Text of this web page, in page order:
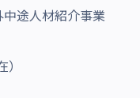
中途人材紹介事業